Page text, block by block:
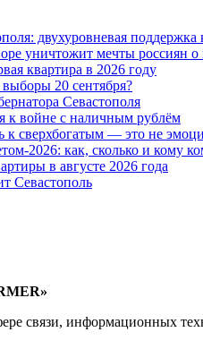
двухуровневая поддержка
уничтожит мечты россиян о
квартира в 2026 году
20 сентября?
Севастополя
к войне с наличным рублём
к сверхбогатым — это не
2026: как, сколько и кому
в августе 2026 года
Севастополь
связи, информационных